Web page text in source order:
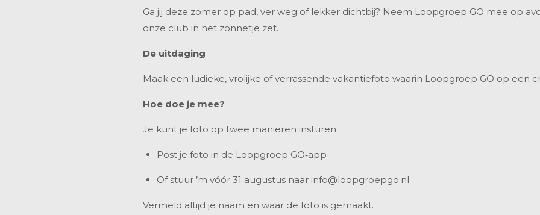
Ga jij deze zomer op pad, ver weg of lekker dichtbij? Neem Loopgroep GO mee op
onze club in het zonnetje zet.
De uitdaging
Maak een ludieke, vrolijke of verrassende vakantiefoto waarin Loopgroep GO op een
Hoe doe je mee?
Je kunt je foto op twee manieren insturen:
Post je foto in de Loopgroep GO‑app
Of stuur ’m vóór 31 augustus naar info@loopgroepgo.nl
Vermeld altijd je naam en waar de foto is gemaakt.